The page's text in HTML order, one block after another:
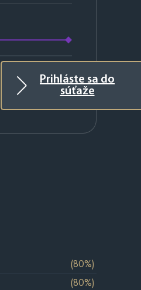
Prihláste sa do
súťaže
(80%)
(80%)